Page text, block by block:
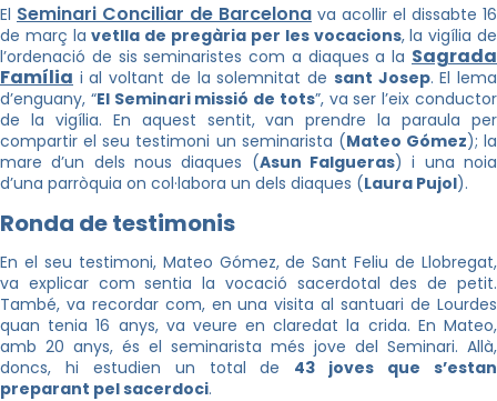
El Seminari Conciliar de Barcelona va acollir el dissabte 16
de març lavetlla de pregària per les vocacions, la vigília de
l’ordenació de sis seminaristes com a diaques a la Sagrada
Família i al voltant de la solemnitat de sant Josep. El lema
d’enguany, “El Seminari missió de tots”, va ser l’eix conductor
de la vigília. En aquest sentit, van prendre la paraula per
compartir el seu testimoni un seminarista (Mateo Gómez); la
mare d’un dels nous diaques (Asun Falgueras) i una noia
d’una parròquia on col·labora un dels diaques (Laura Pujol).
Ronda de testimonis
En el seu testimoni, Mateo Gómez, de Sant Feliu de Llobregat,
va explicar com sentia la vocació sacerdotal des de petit.
També, va recordar com, en una visita al santuari de Lourdes
quan tenia 16 anys, va veure en claredat la crida. En Mateo,
amb 20 anys, és el seminarista més jove del Seminari. Allà,
doncs, hi estudien un total de 43 joves que s’estan
preparant pel sacerdoci.